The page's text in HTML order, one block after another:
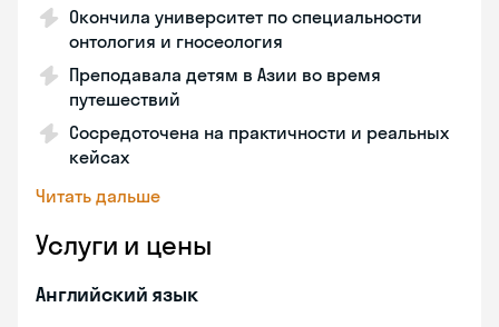
Окончила университет по специальности
онтология и гносеология
Преподавала детям в Азии во время
путешествий
Сосредоточена на практичности и реальных
кейсах
Читать дальше
Услуги и цены
Английский язык